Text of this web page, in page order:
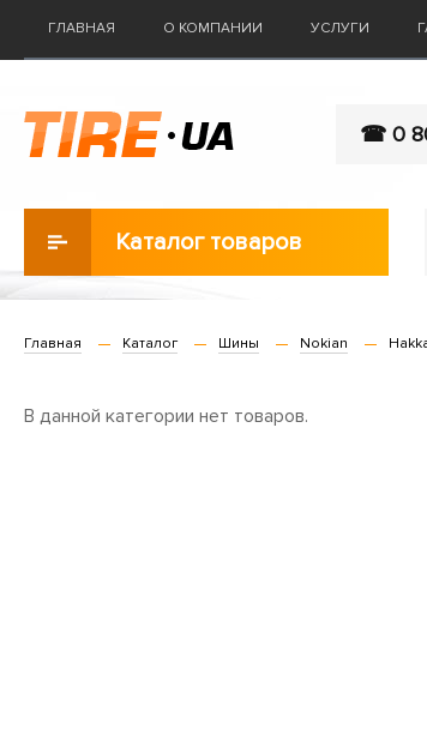
ГЛАВНАЯ О КОМПАНИИ УСЛУГИ
☎ 0
Каталог товаров
Главная Каталог Шины Nokian
В данной категории нет товаров.